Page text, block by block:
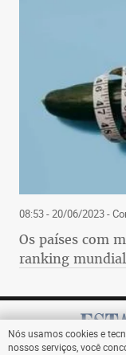
08:53 - 20/06/2023-
Os países com
ranking mundial
Nós usamos cookies e
nossos serviços, você